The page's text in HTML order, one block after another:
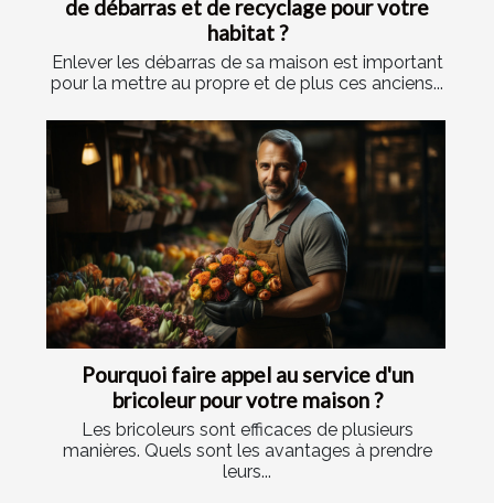
de débarras et de recyclage pour votre
habitat ?
Enlever les débarras de sa maison est important
pour la mettre au propre et de plus ces anciens...
Pourquoi faire appel au service d'un
bricoleur pour votre maison ?
Les bricoleurs sont efficaces de plusieurs
manières. Quels sont les avantages à prendre
leurs...